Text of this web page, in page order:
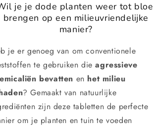
je je dode planten weer tot
brengen op een milieuvriendelijke
manier?
je er genoeg van om conventionele
te gebruiken dieagressieve
bevatten en het milieu
? Gemaakt van natuurlijke
zijn deze tabletten de perfecte
om je planten en tuin te voeden